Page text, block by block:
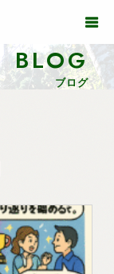
BLOG
ブログ